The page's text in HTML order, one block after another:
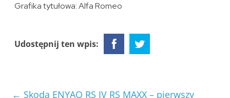
Grafika tytułowa: Alfa Romeo
Udostępnij ten wpis:
← Skoda ENYAQ RS IV RS MAXX – pierwszy